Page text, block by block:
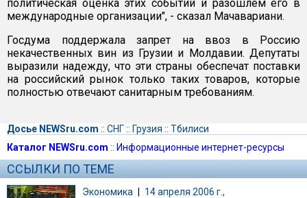
политическая оценка этих событий и разошлем его в
международные организации", - сказал Мачавариани.
Госдума поддержала запрет на ввоз в Россию
некачественных вин из Грузии и Молдавии. Депутаты
выразили надежду, что эти страны обеспечат поставки
на российский рынок только таких товаров, которые
полностью отвечают санитарным требованиям.
Досье NEWSru.com :: СНГ:: Грузия :: Тбилиси
Каталог NEWSru.com :: Информационные интернет-ресурсы
ССЫЛКИ ПО ТЕМЕ
Экономика | 14 апреля 2006 г.,